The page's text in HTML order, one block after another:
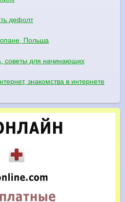
дефолт
Польша
советы для начинающих
знакомства в интернете